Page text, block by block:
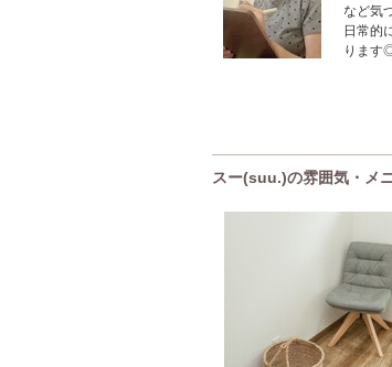
など気
日常的
ります
スー(suu.)の雰囲気・メ